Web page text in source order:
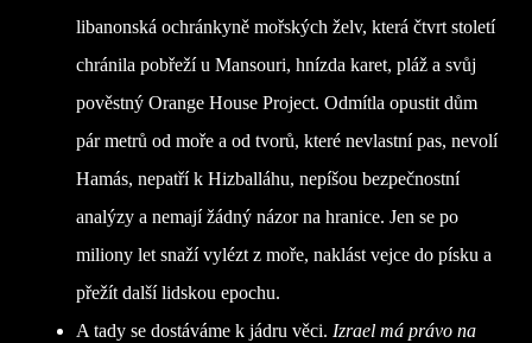
libanonská ochránkyně mořských želv, která čtvrt století
chránila pobřeží u Mansouri, hnízda karet, pláž a svůj
pověstný Orange House Project. Odmítla opustit dům
pár metrů od moře a od tvorů, které nevlastní pas, nevolí
Hamás, nepatří k Hizballáhu, nepíšou bezpečnostní
analýzy a nemají žádný názor na hranice. Jen se po
miliony let snaží vylézt z moře, naklást vejce do písku a
přežít další lidskou epochu.
A tady se dostáváme k jádru věci. Izrael má právo na